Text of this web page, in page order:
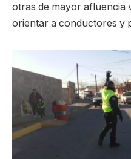
otras de mayor afluencia
orientar a conductores y